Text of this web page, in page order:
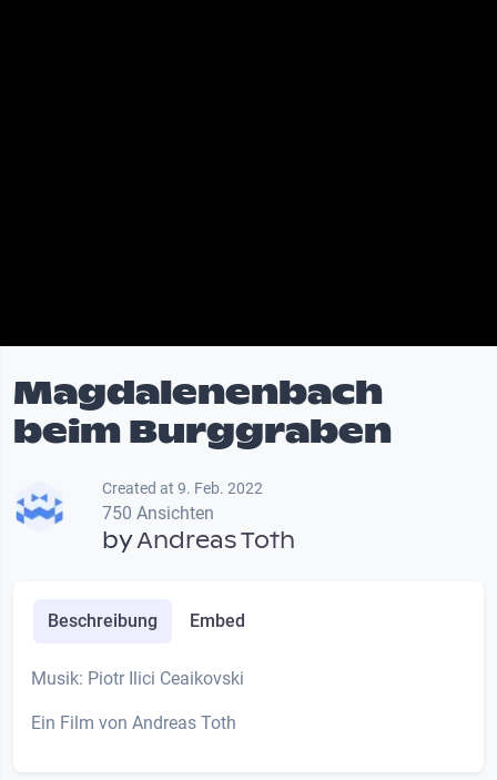
Magdalenenbach
beim Burggraben
Created at 9. Feb. 2022
750 Ansichten
byAndreas Toth
Beschreibung Embed
Musik: Piotr Ilici Ceaikovski
Ein Film von Andreas Toth